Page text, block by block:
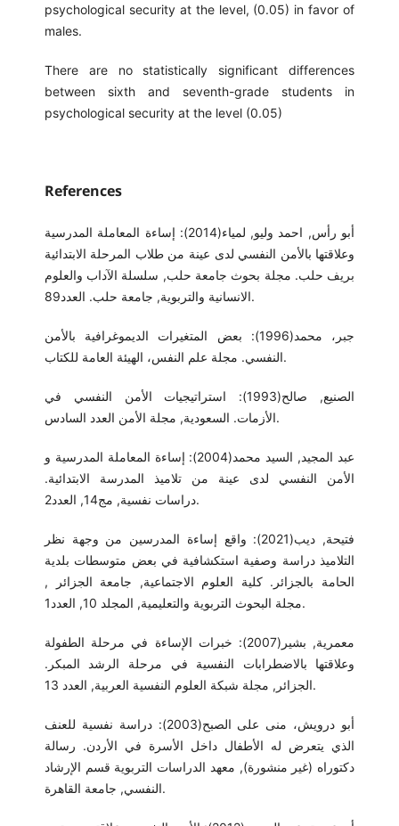
psychological security at the level, (0.05) in favor of
males.
There are no statistically significant differences
between sixth and seventh-grade students in
psychological security at the level (0.05)
References
أبو رأس, احمد وليو, لمياء(2014): إساءة المعاملة المدرسية
وعلاقتها بالأمن النفسي لدى عينة من طلاب المرحلة الابتدائية
بريف حلب. مجلة بحوث جامعة حلب, سلسلة الآداب والعلوم
الانسانية والتربوية, جامعة حلب. العدد89.
جبر، محمد(1996): بعض المتغيرات الديموغرافية بالأمن
النفسي. مجلة علم النفس، الهيئة العامة للكتاب.
الصنيع, صالح(1993): استراتيجيات الأمن النفسي في
الأزمات. السعودية, مجلة الأمن العدد السادس.
عبد المجيد, السيد محمد(2004): إساءة المعاملة المدرسية و
الأمن النفسي لدى عينة من تلاميذ المدرسة الابتدائية.
دراسات نفسية, مج14, العدد2.
فتيحة, ديب(2021): واقع إساءة المدرسين من وجهة نظر
التلاميذ دراسة وصفية استكشافية في بعض متوسطات بلدية
الحامة بالجزائر. كلية العلوم الاجتماعية, جامعة الجزائر ,
مجلة البحوث التربوية والتعليمية, المجلد 10, العدد1.
معمرية, بشير(2007): خبرات الإساءة في مرحلة الطفولة
وعلاقتها بالاضطرابات النفسية في مرحلة الرشد المبكر.
الجزائر, مجلة شبكة العلوم النفسية العربية, العدد 13.
أبو درويش، منى على الصبح(2003): دراسة نفسية للعنف
الذي يتعرض له الأطفال داخل الأسرة في الأردن. رسالة
دكتوراه (غير منشورة), معهد الدراسات التربوية قسم الإرشاد
النفسي, جامعة القاهرة.